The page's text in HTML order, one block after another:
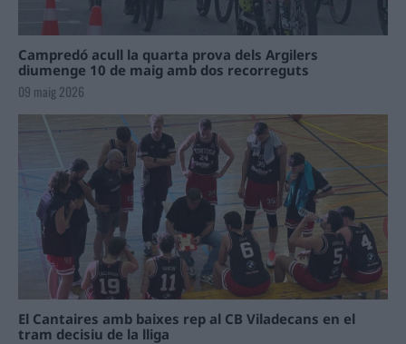
Campredó acull la quarta prova dels Argilers
diumenge 10 de maig amb dos recorreguts
09 maig 2026
El Cantaires amb baixes rep al CB Viladecans en el
tram decisiu de la lliga